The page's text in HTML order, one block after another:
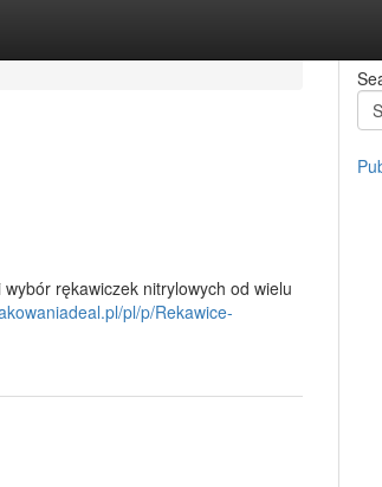
rękawiczek nitrylowych od wielu
pl/p/Rekawice-